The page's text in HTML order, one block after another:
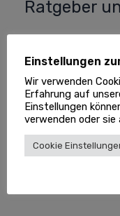
Ratgeber
Hier finden Sie
Ratgebermit
Informationen
Sie beachten
unserer
Einstellungen
Wir verwenden
Erfahrung auf
Einstellungen
verwenden oder sie
Cookie